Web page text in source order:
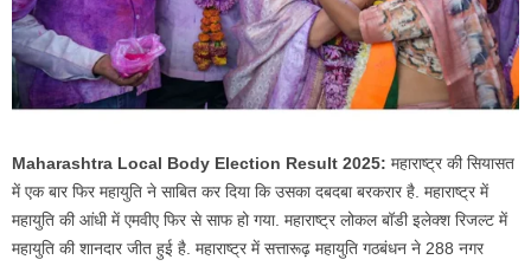
Maharashtra Local Body Election Result 2025: महाराष्ट्र की सियासत
में एक बार फिर महायुति ने साबित कर दिया कि उसका दबदबा बरकरार है. महाराष्ट्र में
महायुति की आंधी में एमवीए फिर से साफ हो गया. महाराष्ट्र लोकल बॉडी इलेक्श रिजल्ट में
महायुति की शानदार जीत हुई है. महाराष्ट्र में सत्तारूढ़ महायुति गठबंधन ने 288 नगर